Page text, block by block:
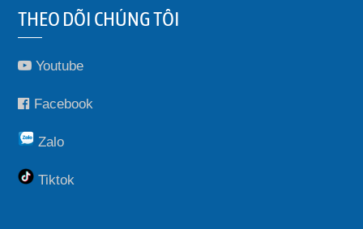
THEO DÕI CHÚNG TÔI
Youtube
Facebook
Zalo
Tiktok